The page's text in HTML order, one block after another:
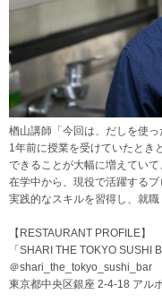
楢山講師「今回は、だしを使っ
1年前に授業を受けていたとき
できることが大幅に増えてい
在学中から、現役で活躍する
実践的なスキルを習得し、就職
【RESTAURANT PROFILE】
「SHARI THE TOKYO SUSHI
＠shari_the_tokyo_sushi_bar
東京都中央区銀座 2-4-18 アル